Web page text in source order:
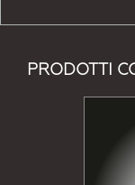
PRODOTTI